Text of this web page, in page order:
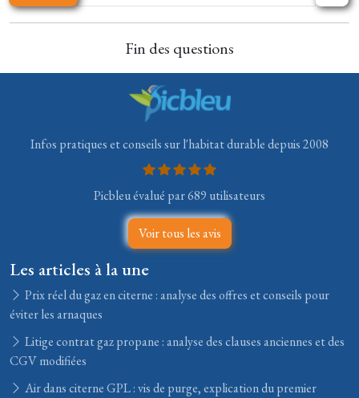
Fin des questions
Infos pratiques et conseils sur l'habitat durable depuis 2008
Picbleu évalué par 689 utilisateurs
Voir tous les avis
Les articles à la une
Prix réel du gaz en citerne : analyse des offres et conseils pour
éviter les arnaques
Litige contrat gaz propane : analyse des clauses anciennes et des
CGV modifiées
Air dans citerne GPL : vis de purge, explication du premier